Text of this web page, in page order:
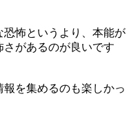
怖というより、本能が
があるのが良いです
を集めるのも楽しかっ